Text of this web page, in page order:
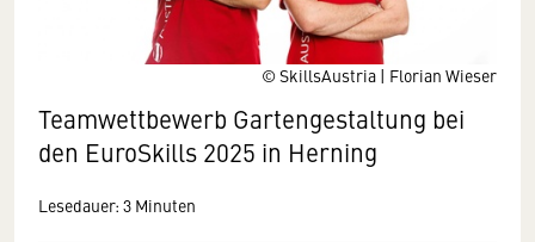
© SkillsAustria | Florian Wieser
Teamwettbewerb Gartengestaltung bei
den EuroSkills 2025 in Herning
Lesedauer: 3 Minuten